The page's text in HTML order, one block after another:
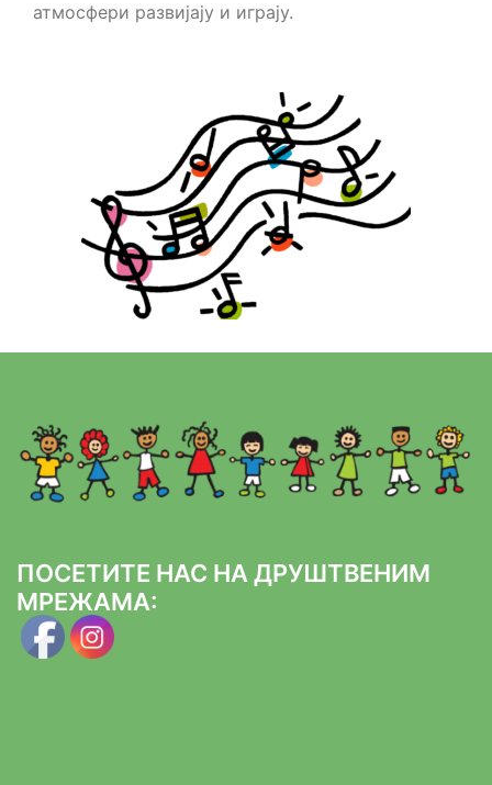
атмосфери развијају и играју.
ПОСЕТИТЕ НАС НА ДРУШТВЕНИМ
МРЕЖАМА: